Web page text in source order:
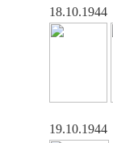
18.10.1944
19.10.1944